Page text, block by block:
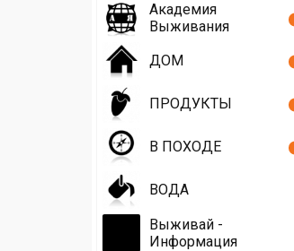
Академия
Выживания
ДОМ
ПРОДУКТЫ
В ПОХОДЕ
ВОДА
Выживай -
Информация